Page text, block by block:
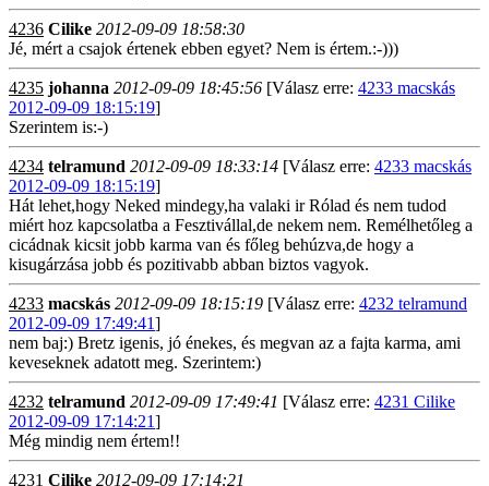
4236 Cilike 2012-09-09 18:58:30
Jé, mért a csajok értenek ebben egyet? Nem is értem.:-)))
4235 johanna 2012-09-09 18:45:56 [Válasz erre: 4233 macskás
2012-09-09 18:15:19]
Szerintem is:-)
4234 telramund 2012-09-09 18:33:14 [Válasz erre: 4233 macskás
2012-09-09 18:15:19]
Hát lehet,hogy Neked mindegy,ha valaki ir Rólad és nem tudod
miért hoz kapcsolatba a Fesztivállal,de nekem nem. Remélhetőleg a
cicádnak kicsit jobb karma van és főleg behúzva,de hogy a
kisugárzása jobb és pozitivabb abban biztos vagyok.
4233 macskás 2012-09-09 18:15:19 [Válasz erre: 4232 telramund
2012-09-09 17:49:41]
nem baj:) Bretz igenis, jó énekes, és megvan az a fajta karma, ami
keveseknek adatott meg. Szerintem:)
4232 telramund 2012-09-09 17:49:41 [Válasz erre: 4231 Cilike
2012-09-09 17:14:21]
Még mindig nem értem!!
4231 Cilike 2012-09-09 17:14:21